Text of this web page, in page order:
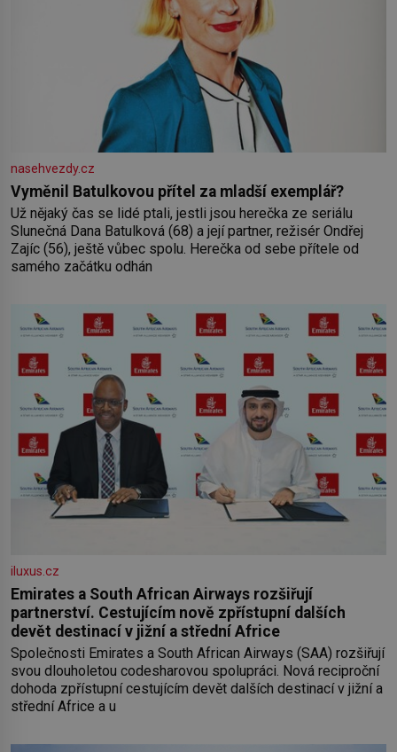
nasehvezdy.cz
Vyměnil Batulkovou přítel za mladší exemplář?
Už nějaký čas se lidé ptali, jestli jsou herečka ze seriálu
Slunečná Dana Batulková (68) a její partner, režisér Ondřej
Zajíc (56), ještě vůbec spolu. Herečka od sebe přítele od
samého začátku odhán
iluxus.cz
Emirates a South African Airways rozšiřují
partnerství. Cestujícím nově zpřístupní dalších
devět destinací v jižní a střední Africe
Společnosti Emirates a South African Airways (SAA) rozšiřují
svou dlouholetou codesharovou spolupráci. Nová reciproční
dohoda zpřístupní cestujícím devět dalších destinací v jižní a
střední Africe a u